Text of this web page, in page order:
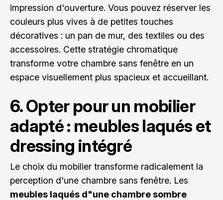
impression d'ouverture. Vous pouvez réserver les
couleurs plus vives à de petites touches
décoratives : un pan de mur, des textiles ou des
accessoires. Cette stratégie chromatique
transforme votre chambre sans fenêtre en un
espace visuellement plus spacieux et accueillant.
6. Opter pour un mobilier
adapté : meubles laqués et
dressing intégré
Le choix du mobilier transforme radicalement la
perception d'une chambre sans fenêtre. Les
meubles laqués d"une chambre sombre